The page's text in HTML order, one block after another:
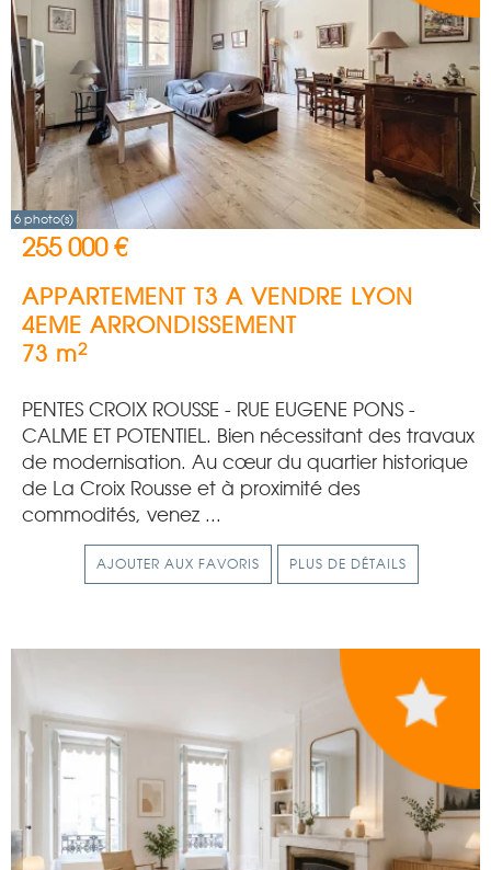
6 photo(s)
255 000 €
APPARTEMENT T3 A VENDRE LYON
4EME ARRONDISSEMENT
73 m2
PENTES CROIX ROUSSE - RUE EUGENE PONS -
CALME ET POTENTIEL. Bien nécessitant des travaux
de modernisation. Au cœur du quartier historique
de La Croix Rousse et à proximité des
commodités, venez ...
AJOUTER AUX FAVORIS PLUS DE DÉTAILS